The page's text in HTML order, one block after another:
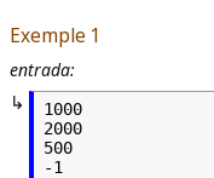
Exemple 1
entrada:
1000
2000
500
-1